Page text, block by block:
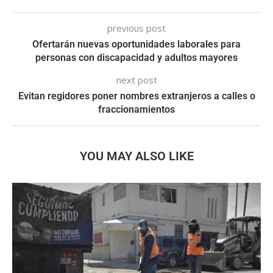
previous post
Ofertarán nuevas oportunidades laborales para
personas con discapacidad y adultos mayores
next post
Evitan regidores poner nombres extranjeros a calles o
fraccionamientos
YOU MAY ALSO LIKE